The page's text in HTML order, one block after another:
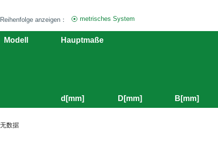
Reihenfolge anzeigen： metrisches System
Modell Hauptmaße
d[mm] D[mm] B[mm]
无数据